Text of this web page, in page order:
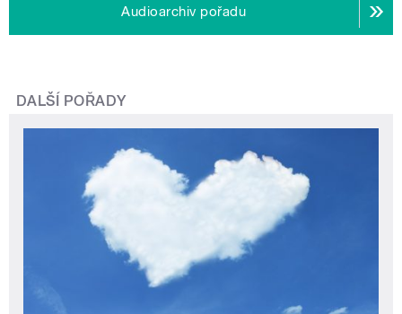
Audioarchiv pořadu
DALŠÍ POŘADY